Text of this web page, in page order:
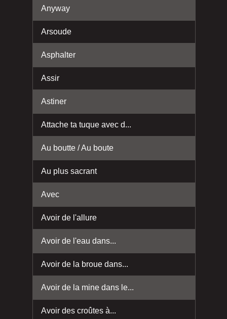
Anyway
Arsoude
Asphalter
Assir
Astiner
Attache ta tuque avec d...
Au boutte / Au boute
Au plus sacrant
Avec
Avoir de l'allure
Avoir de l'eau dans...
Avoir de la broue dans...
Avoir de la mine dans le...
Avoir des croûtes à...